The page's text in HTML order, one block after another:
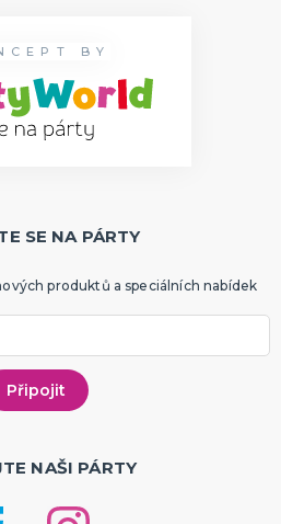
BY
SE NA PÁRTY
produktů a speciálních nabídek
NAŠI PÁRTY